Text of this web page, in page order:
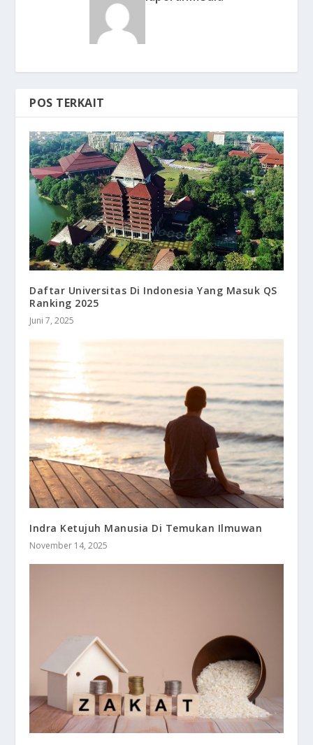
POS TERKAIT
Daftar Universitas Di Indonesia Yang Masuk QS
Ranking 2025
Juni 7, 2025
Indra Ketujuh Manusia Di Temukan Ilmuwan
November 14, 2025